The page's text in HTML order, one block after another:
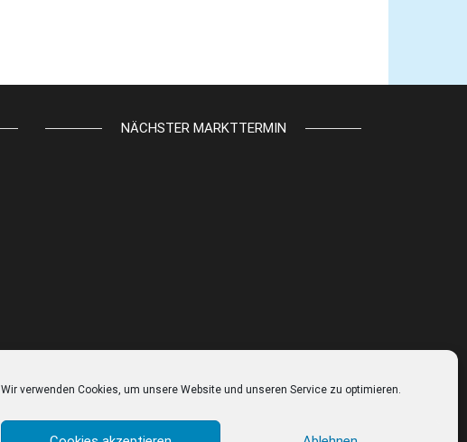
Wir verwenden Cookies, um unsere Website und unseren Service zu optimieren.
NÄCHSTER MARKTTERMIN